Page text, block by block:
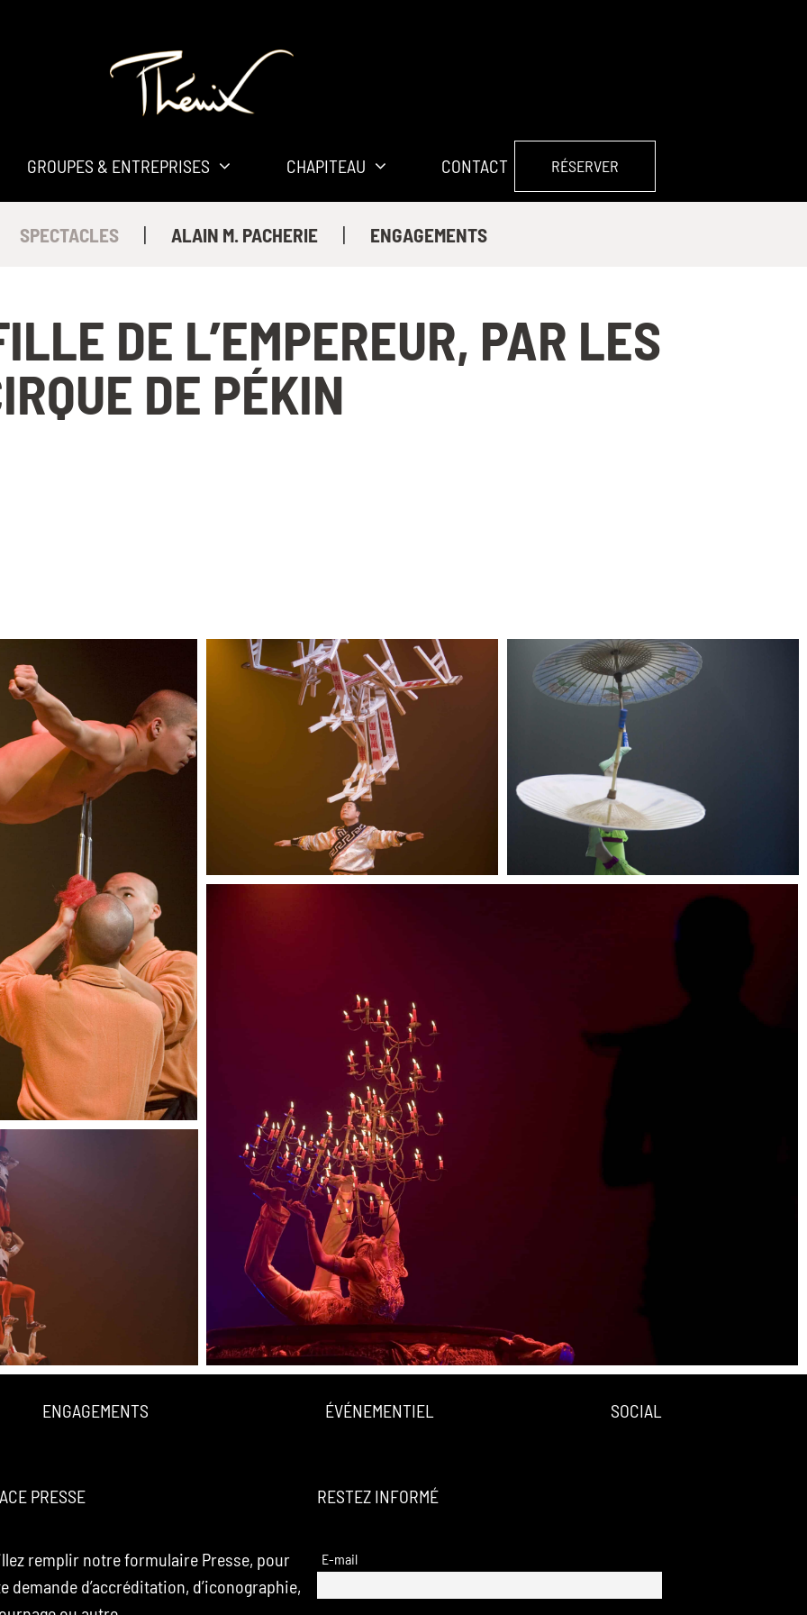
GROUPES & ENTREPRISES CHAPITEAU CONTACT RÉSERVER
SPECTACLES | ALAIN M. PACHERIE | ENGAGEMENTS
DE L’EMPEREUR, PAR LES
DE PÉKIN
ENGAGEMENTS ÉVÉNEMENTIEL SOCIAL
PRESSE
remplir notre formulaire Presse, pour
demande d’accréditation, d’iconographie,
RESTEZ INFORMÉ
E-mail